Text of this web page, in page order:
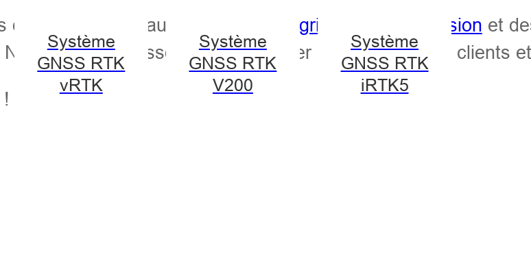
Système
GNSS RTK
vRTK
Système
GNSS RTK
V200
Système
GNSS RTK
iRTK5
dernières nouveautés. produits d'agriculture de précision et
nous réjouissons de rencontrer nos partenaires, clients